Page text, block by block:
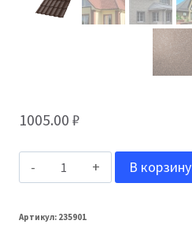
1005.00 ₽
Количество
МеталлПрофиль
В корзину
Артикул: 235901